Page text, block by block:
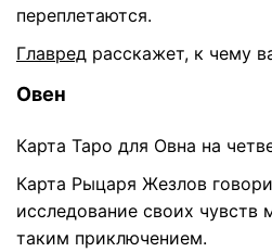
переплетаются.
Главред расскажет, к чему
Овен
Карта Таро для Овна на
Карта Рыцаря Жезлов
исследование своих
таким приключением.